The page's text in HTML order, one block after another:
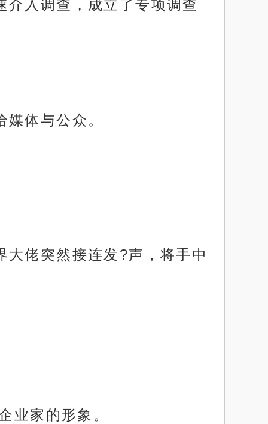
介入调查，成立了专项调查
体与公众。
佬突然接连发?声，将手中
业家的形象。